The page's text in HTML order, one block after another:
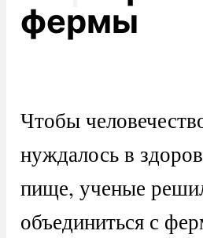
фермы
Чтобы
нуждалось в
пище, ученые
объединиться с